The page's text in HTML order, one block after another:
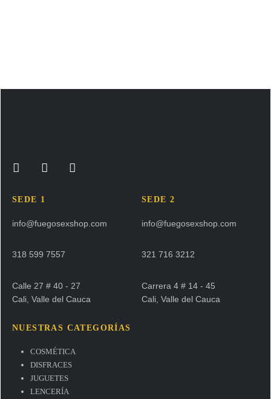
SEDE 1
info@fuegosexshop.com
318 599 7557
Calle 27 # 40 - 27
Cali, Valle del Cauca
SEDE 2
info@fuegosexshop.com
321 716 3212
Carrera 4 # 14 - 45
Cali, Valle del Cauca
NUESTRAS CATEGORÍAS
COSMÉTICA
DISFRACES
JUGUETES
LENCERÍA